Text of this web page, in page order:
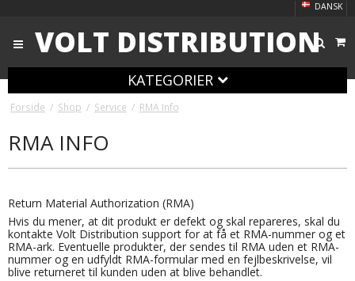
DANSK
VOLT DISTRIBUTION
KATEGORIER
Forside / Shop / Service / RMA Info
RMA INFO
Return Material Authorization (RMA)
Hvis du mener, at dit produkt er defekt og skal repareres, skal du
kontakte Volt Distribution support for at få et RMA-nummer og et
RMA-ark. Eventuelle produkter, der sendes til RMA uden et RMA-
nummer og en udfyldt RMA-formular med en fejlbeskrivelse, vil
blive returneret til kunden uden at blive behandlet.